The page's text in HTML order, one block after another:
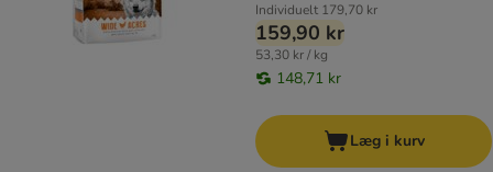
Individuelt 179,70 kr
159,90 kr
53,30 kr / kg
148,71 kr
Læg i kurv